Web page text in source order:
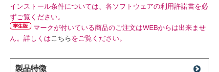
インストール条件については、各ソフトウェアの利用許諾書を必
ずご覧ください。
マークが付いている商品のご注文はWEBからは出来ませ
ん。詳しくはこちらをご覧ください。
製品特徴